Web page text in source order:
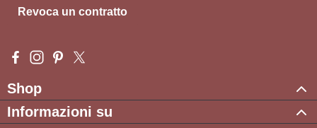
Revoca un contratto
Visit us on Facebook – opens in a new browser tab (external
Check us out on Instagram – opens in a new browser tab
Get inspired on Pinterest – opens in a new browser
Follow us on X – opens in a new browser tab
Shop
Informazioni su